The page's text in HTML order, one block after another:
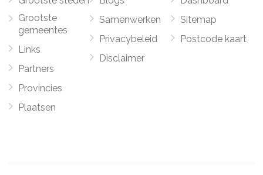
Grootste
gemeentes
Links
Partners
Provincies
Plaatsen
Samenwerken
Privacybeleid
Disclaimer
Sitemap
Postcode kaart